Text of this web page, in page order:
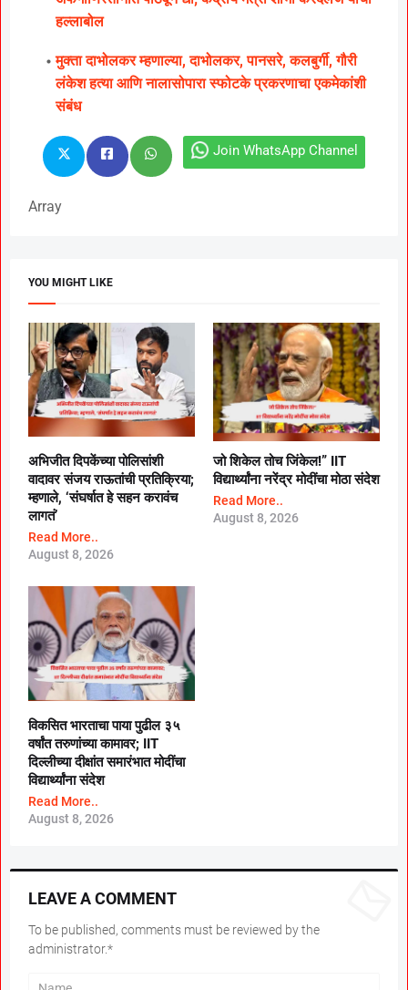
हल्लाबोल
मुक्ता दाभोलकर म्हणाल्या, दाभोलकर, पानसरे, कलबुर्गी, गौरी
लंकेश हत्या आणि नालासोपारा स्फोटके प्रकरणाचा एकमेकांशी
संबंध
Join WhatsApp Channel
Array
YOU MIGHT LIKE
अभिजीत दिपकेंच्या पोलिसांशी
वादावर संजय राऊतांची प्रतिक्रिया;
म्हणाले, ‘संघर्षात हे सहन करावंच
लागतं’
Read More..
August 8, 2026
जो शिकेल तोच जिंकेल!” IIT
विद्यार्थ्यांना नरेंद्र मोदींचा मोठा संदेश
Read More..
August 8, 2026
विकसित भारताचा पाया पुढील ३५
वर्षांत तरुणांच्या कामावर; IIT
दिल्लीच्या दीक्षांत समारंभात मोदींचा
विद्यार्थ्यांना संदेश
Read More..
August 8, 2026
LEAVE A COMMENT
To be published, comments must be reviewed by the
administrator.*